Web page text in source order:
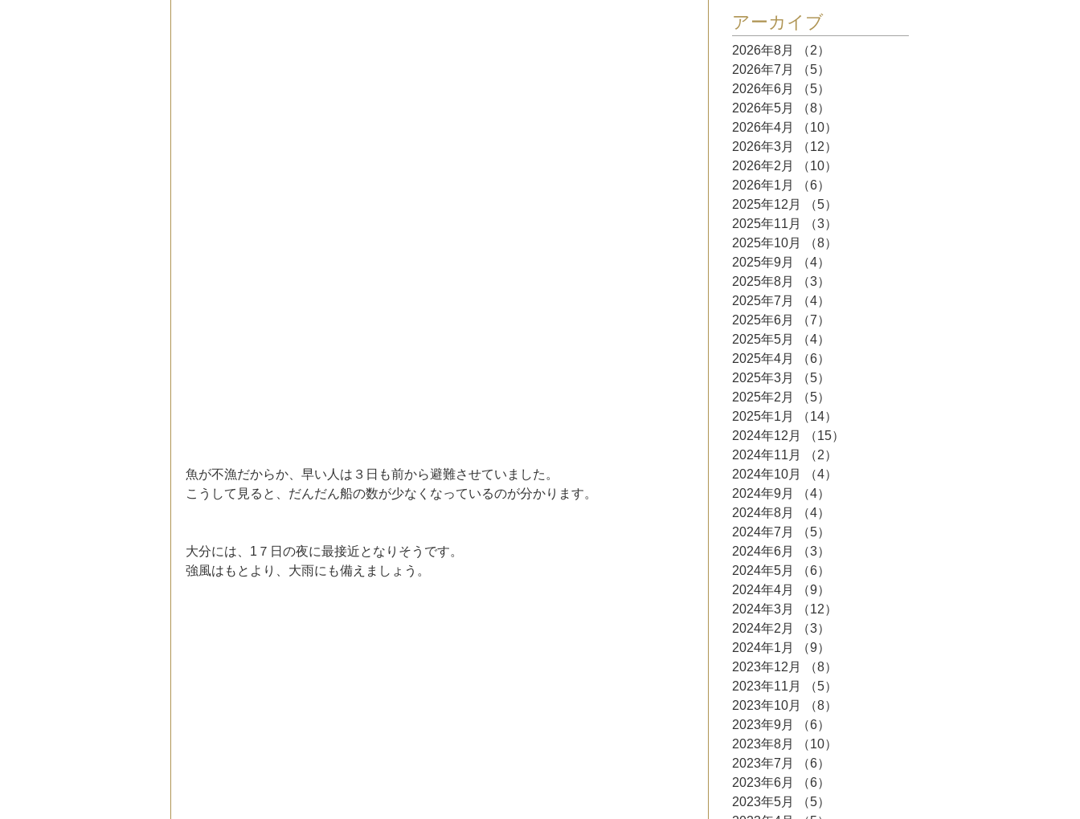
魚が不漁だからか、早い人は３日も前から避難させていました。
こうして見ると、だんだん船の数が少なくなっているのが分かります。
大分には、1７日の夜に最接近となりそうです。
強風はもとより、大雨にも備えましょう。
アーカイブ
2026年8月 （2）
2026年7月
（5）
2026年6月
（5）
2026年5月
（8）
2026年4月
（10）
2026年3月
（12）
2026年2月
（10）
2026年1月
（6）
2025年12月
（5）
2025年11月
（3）
2025年10月
（8）
2025年9月
（4）
2025年8月
（3）
2025年7月
（4）
2025年6月
（7）
2025年5月
（4）
2025年4月
（6）
2025年3月
（5）
2025年2月
（5）
2025年1月
（14）
2024年12月
（15）
2024年11月
（2）
2024年10月
（4）
2024年9月
（4）
2024年8月
（4）
2024年7月
（5）
2024年6月
（3）
2024年5月
（6）
2024年4月
（9）
2024年3月
（12）
2024年2月
（3）
2024年1月
（9）
2023年12月
（8）
2023年11月
（5）
2023年10月
（8）
2023年9月
（6）
2023年8月
（10）
2023年7月
（6）
2023年6月
（6）
2023年5月
（5）